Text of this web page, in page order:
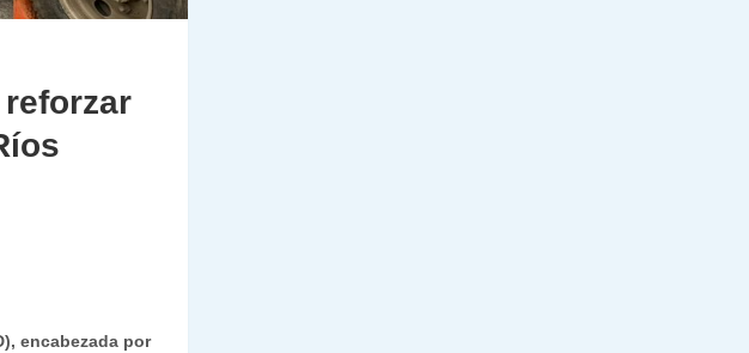
encabezada por